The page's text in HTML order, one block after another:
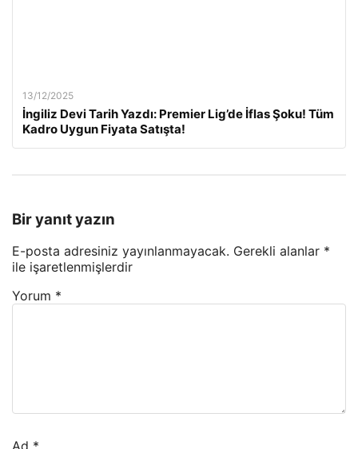
13/12/2025
İngiliz Devi Tarih Yazdı: Premier Lig’de İflas Şoku! Tüm
Kadro Uygun Fiyata Satışta!
Bir yanıt yazın
E-posta adresiniz yayınlanmayacak. Gerekli alanlar *
ile işaretlenmişlerdir
Yorum *